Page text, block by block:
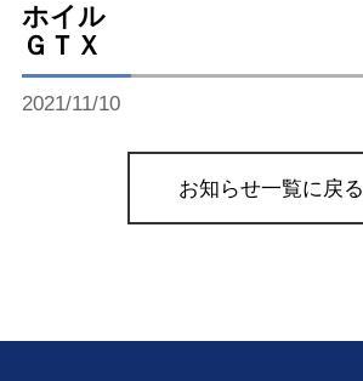
ホイル
ＧＴＸ
2021/11/10
お知らせ一覧に戻る